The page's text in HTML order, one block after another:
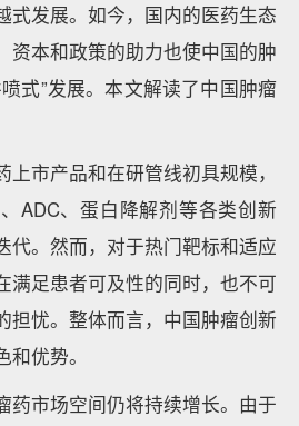
式发展。如今，国内的医药生态
资本和政策的助力也使中国的肿
式”发展。本文解读了中国肿瘤
市产品和在研管线初具规模，
ADC、蛋白降解剂等各类创新
代。然而，对于热门靶标和适应
满足患者可及性的同时，也不可
担忧。整体而言，中国肿瘤创新
优势。
药市场空间仍将持续增长。由于